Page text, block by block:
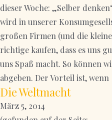
dieser Woche: „Selber
wird in unserer
großen Firmen (und die
richtige kaufen, dass es uns
uns Spaß macht. So können
abgeben. Der Vorteil ist, wenn
Die Weltmacht
März 5, 2014